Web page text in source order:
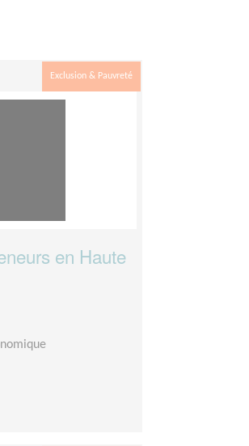
Exclusion & Pauvreté
en Haute